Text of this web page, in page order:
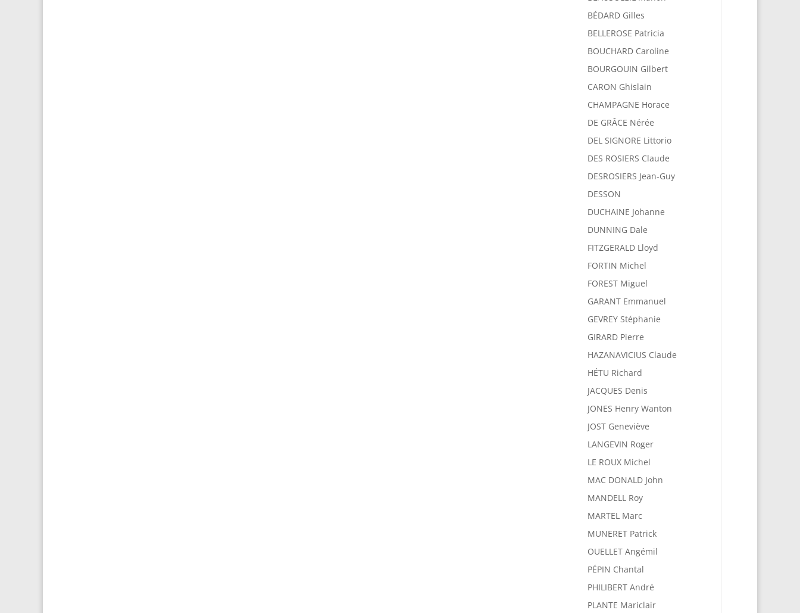
BÉDARD Gilles
BELLEROSE Patricia
BOUCHARD Caroline
BOURGOUIN Gilbert
CARON Ghislain
CHAMPAGNE Horace
DE GRÂCE Nérée
DEL SIGNORE Littorio
DES ROSIERS Claude
DESROSIERS Jean-Guy
DESSON
DUCHAINE Johanne
DUNNING Dale
FITZGERALD Lloyd
FORTIN Michel
FOREST Miguel
GARANT Emmanuel
GEVREY Stéphanie
GIRARD Pierre
HAZANAVICIUS Claude
HÉTU Richard
JACQUES Denis
JONES Henry Wanton
JOST Geneviève
LANGEVIN Roger
LE ROUX Michel
MAC DONALD John
MANDELL Roy
MARTEL Marc
MUNERET Patrick
OUELLET Angémil
PÉPIN Chantal
PHILIBERT André
PLANTE Mariclair